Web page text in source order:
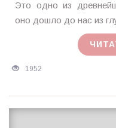
Ирина
MagicTantra
Это одно из
оно дошло до нас из
1952